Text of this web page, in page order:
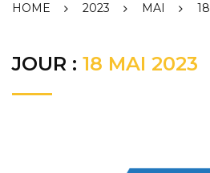
HOME 2023 MAI 18
JOUR : 18 MAI 2023